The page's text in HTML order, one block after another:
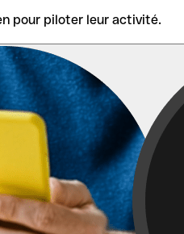
pour piloter leur activité.